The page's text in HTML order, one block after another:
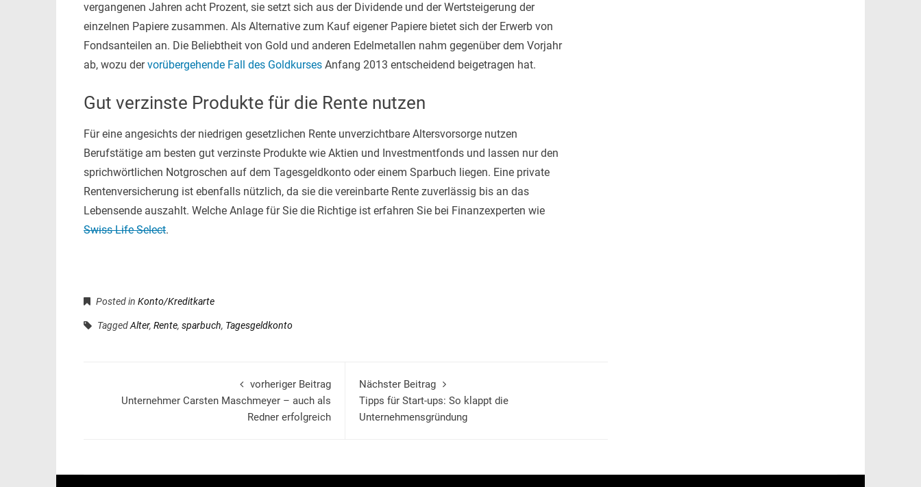
vergangenen Jahren acht Prozent, sie setzt sich aus der Dividende und der Wertsteigerung der
einzelnen Papiere zusammen. Als Alternative zum Kauf eigener Papiere bietet sich der Erwerb von
Fondsanteilen an. Die Beliebtheit von Gold und anderen Edelmetallen nahm gegenüber dem Vorjahr
ab, wozu dervorübergehende Fall des Goldkurses Anfang 2013 entscheidend beigetragen hat.
Gut verzinste Produkte für die Rente nutzen
Für eine angesichts der niedrigen gesetzlichen Rente unverzichtbare Altersvorsorge nutzen
Berufstätige am besten gut verzinste Produkte wie Aktien und Investmentfonds und lassen nur den
sprichwörtlichen Notgroschen auf dem Tagesgeldkonto oder einem Sparbuch liegen. Eine private
Rentenversicherung ist ebenfalls nützlich, da sie die vereinbarte Rente zuverlässig bis an das
Lebensende auszahlt. Welche Anlage für Sie die Richtige ist erfahren Sie bei Finanzexperten wie
Swiss Life Select.
Posted in Konto/Kreditkarte
TaggedAlter, Rente, sparbuch, Tagesgeldkonto
vorheriger Beitrag
Unternehmer Carsten Maschmeyer – auch als
Redner erfolgreich
Nächster Beitrag
Tipps für Start-ups: So klappt die
Unternehmensgründung